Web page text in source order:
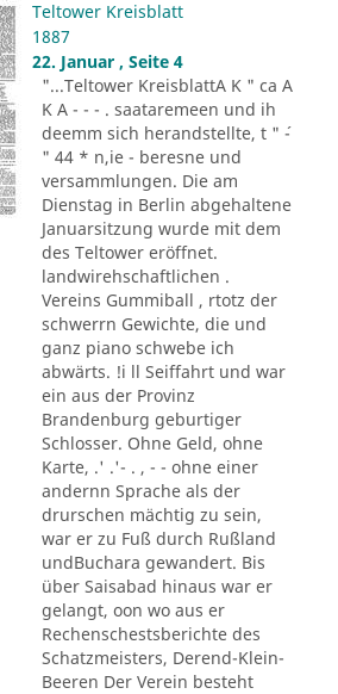
Teltower Kreisblatt
1887
22. Januar , Seite 4
"...Teltower KreisblattA K " ca A
K A - - - . saataremeen und ih
deemm sich herandstellte, t " ´-
" 44 * n,ie - beresne und
versammlungen. Die am
Dienstag in Berlin abgehaltene
Januarsitzung wurde mit dem
des Teltower eröffnet.
landwirehschaftlichen .
Vereins Gummiball , rtotz der
schwerrn Gewichte, die und
ganz piano schwebe ich
abwärts. !i ll Seiffahrt und war
ein aus der Provinz
Brandenburg geburtiger
Schlosser. Ohne Geld, ohne
Karte, .' .'- . , - - ohne einer
andernn Sprache als der
drurschen mächtig zu sein,
war er zu Fuß durch Rußland
undBuchara gewandert. Bis
über Saisabad hinaus war er
gelangt, oon wo aus er
Rechenschestsberichte des
Schatzmeisters, Derend-Klein-
Beeren Der Verein besteht